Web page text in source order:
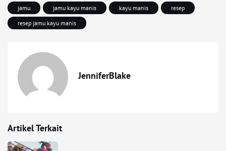
jamu jamu kayu manis kayu manis
resep
resep jamu kayu manis
JenniferBlake
Artikel Terkait